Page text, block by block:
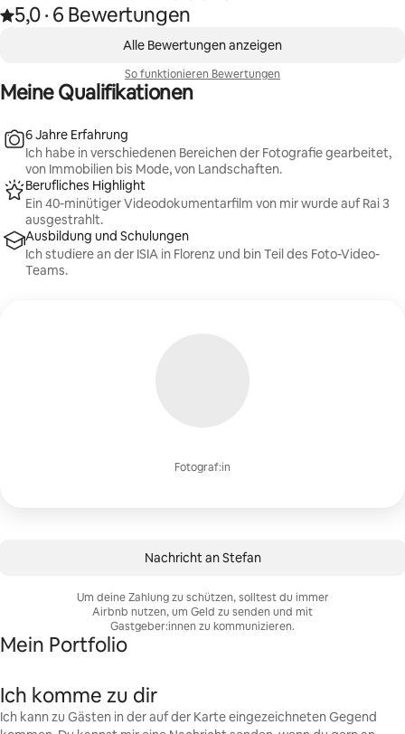
Die bearbeiteten Fotos werden innerhalb von 24
Stunden geliefert, die Videos innerhalb von 48
Kompromisse.
Mit 5,0 von 5 Sternen bewertet, basierend auf 6 Bewertungen
5,0
, · 6 Bewertungen
Alle Bewertungen anzeigen
So funktionieren Bewertungen
Meine Qualifikationen
Fotograf:in
6 Jahre Erfahrung
Ich habe in verschiedenen Bereichen der Fotografie gearbeitet,
von Immobilien bis Mode, von Landschaften.
Berufliches Highlight
Ein 40-minütiger Videodokumentarfilm von mir wurde auf Rai 3
ausgestrahlt.
Ausbildung und Schulungen
Ich studiere an der ISIA in Florenz und bin Teil des Foto-Video-
Teams.
Nachricht an Stefan
Um deine Zahlung zu schützen, solltest du immer
Airbnb nutzen, um Geld zu senden und mit
Gastgeber:innen zu kommunizieren.
Mein Portfolio
Ich komme zu dir
Ich kann zu Gästen in der auf der Karte eingezeichneten Gegend